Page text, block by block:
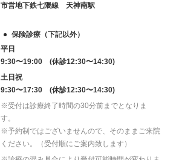
市営地下鉄七隈線 天神南駅
保険診療（下記以外）
平日
9:30〜19:00 (休診12:30〜14:30)
土日祝
9:30〜17:30 (休診12:30〜14:30)
※受付は診療終了時間の30分前までとなりま
す。
※予約制ではございませんので、そのままご来院
ください。（受付順にご案内致します）